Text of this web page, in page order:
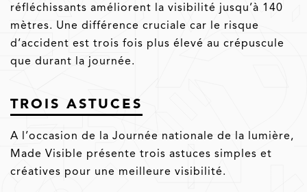
réfléchissants améliorent la visibilité jusqu’à 140
mètres. Une différence cruciale car le risque
d’accident est trois fois plus élevé au crépuscule
que durant la journée.
TROIS ASTUCES
A l’occasion de la Journée nationale de la lumière,
Made Visible présente trois astuces simples et
créatives pour une meilleure visibilité.